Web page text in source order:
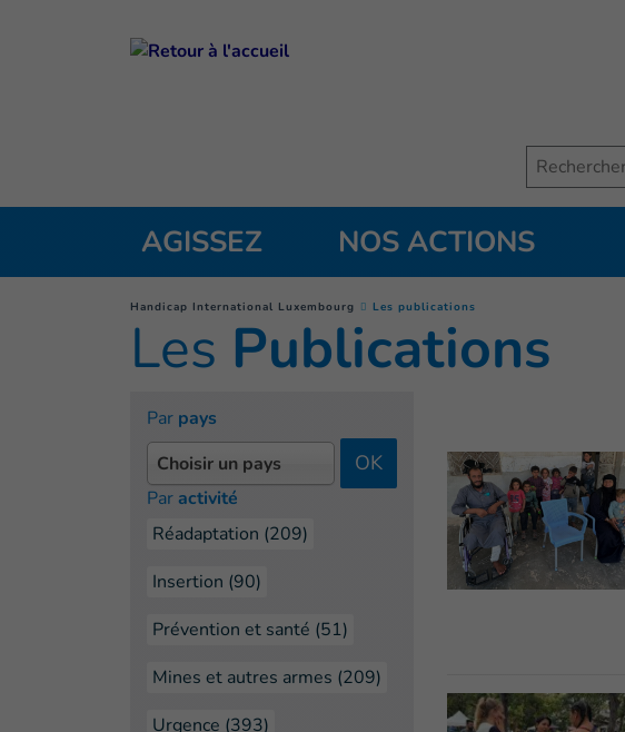
Search
AGISSEZ
NOS ACTIONS
You are here :
Handicap International Luxembourg Les publications
Les Publications
Par pays
Choisir un pays
OK
Paractivité
Réadaptation (209)
Insertion (90)
Prévention et santé (51)
Mines et autres armes (209)
Urgence (393)